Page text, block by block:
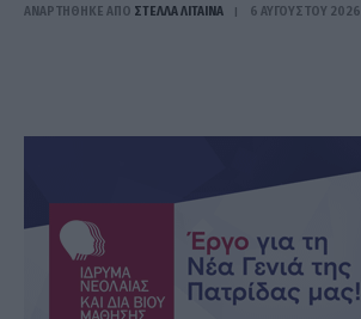
ΑΝΑΡΤΗΘΗΚΕ ΑΠΟ ΣΤΈΛΛΑ ΛΊΤΑΙΝΑ 6 ΑΥΓΟΎΣΤΟΥ 2026